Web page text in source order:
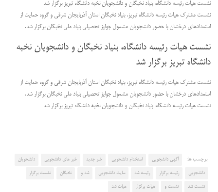
نشست هیات رئیسه دانشگاه، بنیاد نخبگان و دانشجویان نخبه دانشگاه تبریز برگزار شد
نشست مشترک هیات رئیسه دانشگاه تبریز، بنیاد نخبگان استان آذربایجان شرقی و گروه حمایت از
استعداد‌های درخشان با حضور دانشجویان مشمول جوایز تحصیلی بنیاد ملی نخبگان برگزار شد.
نشست هیات رئیسه دانشگاه، بنیاد نخبگان و دانشجویان نخبه
دانشگاه تبریز برگزار شد
نشست مشترک هیات رئیسه دانشگاه تبریز، بنیاد نخبگان استان آذربایجان شرقی و گروه حمایت از
استعداد‌های درخشان با حضور دانشجویان مشمول جوایز تحصیلی بنیاد ملی نخبگان برگزار شد.
نشست هیات رئیسه دانشگاه، بنیاد نخبگان و دانشجویان نخبه دانشگاه تبریز برگزار شد
برچسب ها: آگهی دانشجویی استخدام دانشجویی خبر جدید خبر های دانشجویی دانشجویان
دانشجویی رئیسه برگزار رئیسه شد سایت دانشجویی شد و نخبگان نشست برگزار
نشست شد نشست و هیات برگزار هیات شد